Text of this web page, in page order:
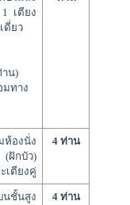
เตียง
ดี่ยว
าน)
มทาง
องนั่ง
ฝักบัว)
เตียงคู่
4 ท่าน
ชั้นสูง
4 ท่าน